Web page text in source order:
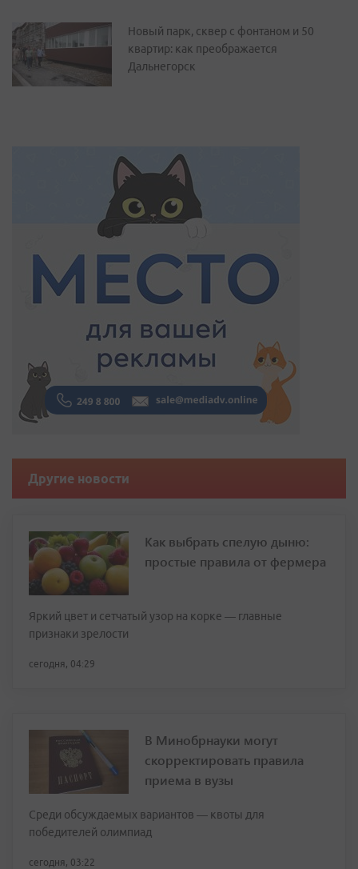
Новый парк, сквер с фонтаном и 50
квартир: как преображается
Дальнегорск
Другие новости
Как выбрать спелую дыню:
простые правила от фермера
Яркий цвет и сетчатый узор на корке — главные
признаки зрелости
сегодня, 04:29
В Минобрнауки могут
скорректировать правила
приема в вузы
Среди обсуждаемых вариантов — квоты для
победителей олимпиад
сегодня, 03:22